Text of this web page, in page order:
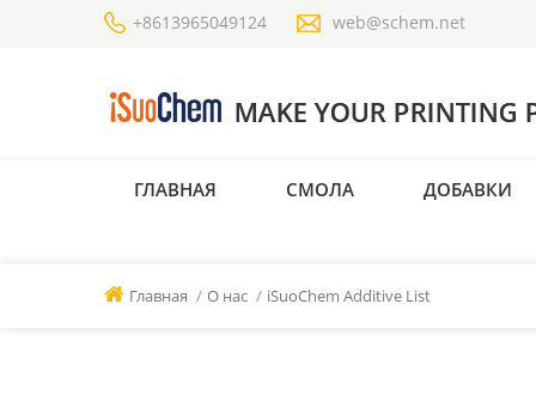
+8613965049124 web@schem.net
ГЛАВНАЯ СМОЛА ДОБАВКИ
Главная / О нас / iSuoChem Additive List